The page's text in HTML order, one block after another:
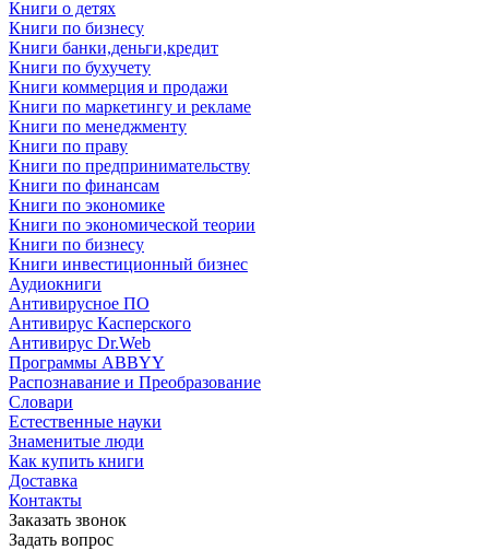
Книги о детях
Книги по бизнесу
Книги банки,деньги,кредит
Книги по бухучету
Книги коммерция и продажи
Книги по маркетингу и рекламе
Книги по менеджменту
Книги по праву
Книги по предпринимательству
Книги по финансам
Книги по экономике
Книги по экономической теории
Книги по бизнесу
Книги инвестиционный бизнес
Аудиокниги
Антивирусное ПО
Антивирус Касперского
Антивирус Dr.Web
Программы ABBYY
Распознавание и Преобразование
Словари
Естественные науки
Знаменитые люди
Как купить книги
Доставка
Контакты
Заказать звонок
Задать вопрос